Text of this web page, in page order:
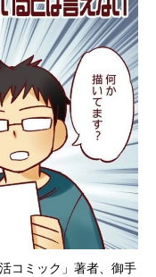
コミック」著者、御手